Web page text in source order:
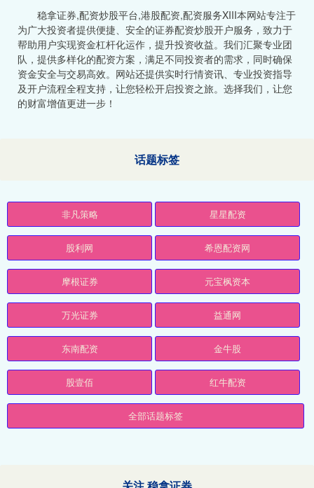
稳拿证券,配资炒股平台,港股配资,配资服务XIII‌本网站专注于
为广大投资者提供便捷、安全的证券配资炒股开户服务，致力于
帮助用户实现资金杠杆化运作，提升投资收益。我们汇聚专业团
队，提供多样化的配资方案，满足不同投资者的需求，同时确保
资金安全与交易高效。网站还提供实时行情资讯、专业投资指导
及开户流程全程支持，让您轻松开启投资之旅。选择我们，让您
的财富增值更进一步！
话题标签
非凡策略 星星配资
股利网 希恩配资网
摩根证券 元宝枫资本
万光证券 益通网
东南配资 金牛股
股壹佰 红牛配资
全部话题标签